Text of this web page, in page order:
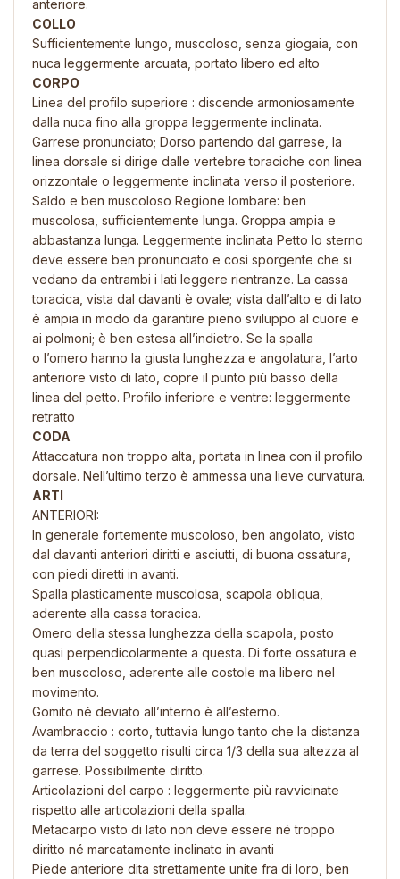
anteriore.
COLLO
Sufficientemente lungo, muscoloso, senza giogaia, con
nuca leggermente arcuata, portato libero ed alto
CORPO
Linea del profilo superiore : discende armoniosamente
dalla nuca fino alla groppa leggermente inclinata.
Garrese pronunciato; Dorso partendo dal garrese, la
linea dorsale si dirige dalle vertebre toraciche con linea
orizzontale o leggermente inclinata verso il posteriore.
Saldo e ben muscoloso Regione lombare: ben
muscolosa, sufficientemente lunga. Groppa ampia e
abbastanza lunga. Leggermente inclinata Petto lo sterno
deve essere ben pronunciato e così sporgente che si
vedano da entrambi i lati leggere rientranze. La cassa
toracica, vista dal davanti è ovale; vista dall’alto e di lato
è ampia in modo da garantire pieno sviluppo al cuore e
ai polmoni; è ben estesa all’indietro. Se la spalla
o l’omero hanno la giusta lunghezza e angolatura, l’arto
anteriore visto di lato, copre il punto più basso della
linea del petto. Profilo inferiore e ventre: leggermente
retratto
CODA
Attaccatura non troppo alta, portata in linea con il profilo
dorsale. Nell’ultimo terzo è ammessa una lieve curvatura.
ARTI
ANTERIORI:
In generale fortemente muscoloso, ben angolato, visto
dal davanti anteriori diritti e asciutti, di buona ossatura,
con piedi diretti in avanti.
Spalla plasticamente muscolosa, scapola obliqua,
aderente alla cassa toracica.
Omero della stessa lunghezza della scapola, posto
quasi perpendicolarmente a questa. Di forte ossatura e
ben muscoloso, aderente alle costole ma libero nel
movimento.
Gomito né deviato all’interno è all’esterno.
Avambraccio : corto, tuttavia lungo tanto che la distanza
da terra del soggetto risulti circa 1/3 della sua altezza al
garrese. Possibilmente diritto.
Articolazioni del carpo : leggermente più ravvicinate
rispetto alle articolazioni della spalla.
Metacarpo visto di lato non deve essere né troppo
diritto né marcatamente inclinato in avanti
Piede anteriore dita strettamente unite fra di loro, ben